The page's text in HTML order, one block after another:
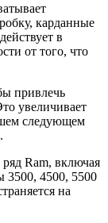
карданные
в
от того, что
привлечь
увеличивает
следующем
Ram, включая
3500, 4500, 5500
на